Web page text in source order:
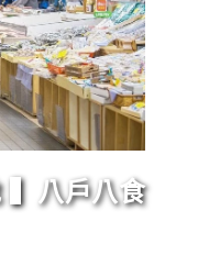
▍八戶八食